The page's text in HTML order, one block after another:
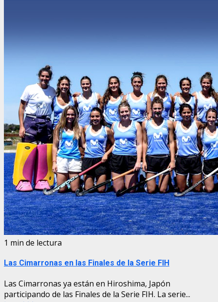
1 min de lectura
Las Cimarronas en las Finales de la Serie FIH
Las Cimarronas ya están en Hiroshima, Japón
participando de las Finales de la Serie FIH. La serie...